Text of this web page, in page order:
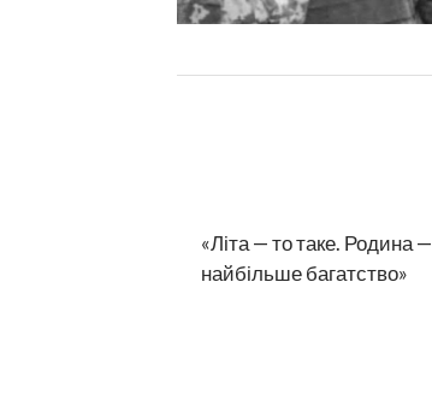
«Літа — то таке. Родина —
найбільше багатство»